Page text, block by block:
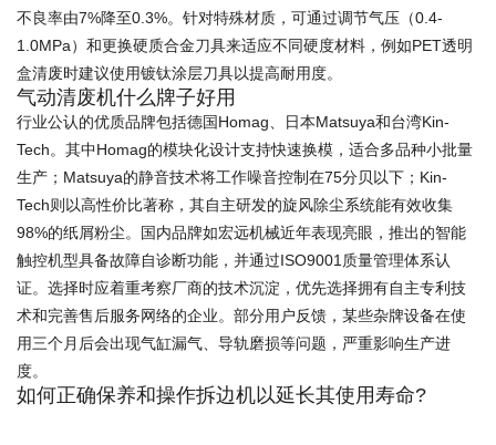
不良率由7%降至0.3%。针对特殊材质，可通过调节气压（0.4-
1.0MPa）和更换硬质合金刀具来适应不同硬度材料，例如PET透明
盒清废时建议使用镀钛涂层刀具以提高耐用度。
气动清废机什么牌子好用
行业公认的优质品牌包括德国Homag、日本Matsuya和台湾Kin-
Tech。其中Homag的模块化设计支持快速换模，适合多品种小批量
生产；Matsuya的静音技术将工作噪音控制在75分贝以下；Kin-
Tech则以高性价比著称，其自主研发的旋风除尘系统能有效收集
98%的纸屑粉尘。国内品牌如宏远机械近年表现亮眼，推出的智能
触控机型具备故障自诊断功能，并通过ISO9001质量管理体系认
证。选择时应着重考察厂商的技术沉淀，优先选择拥有自主专利技
术和完善售后服务网络的企业。部分用户反馈，某些杂牌设备在使
用三个月后会出现气缸漏气、导轨磨损等问题，严重影响生产进
度。
如何正确保养和操作拆边机以延长其使用寿命?